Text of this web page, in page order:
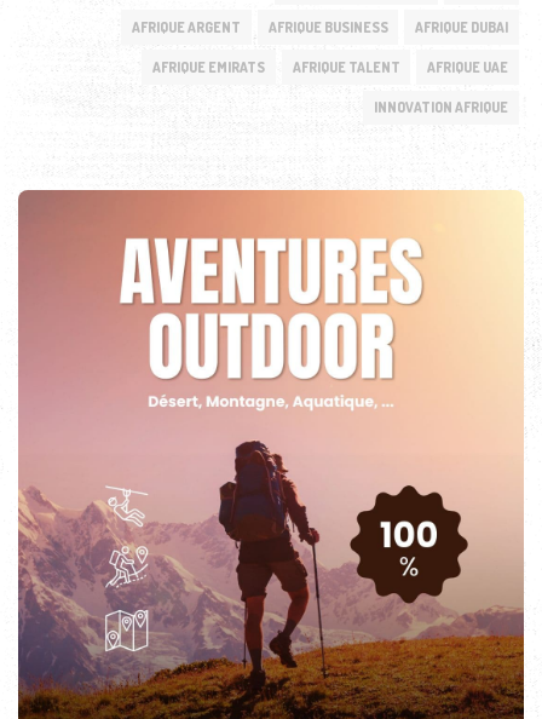
AFRIQUE ARGENT AFRIQUE BUSINESS AFRIQUE DUBAI
AFRIQUE EMIRATS AFRIQUE TALENT AFRIQUE UAE
INNOVATION AFRIQUE